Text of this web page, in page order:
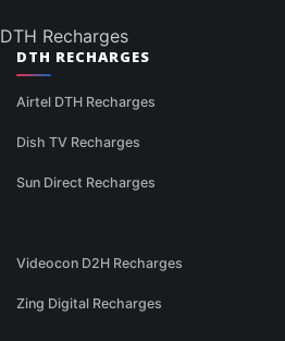
DTH Recharges
DTH RECHARGES
Airtel DTH Recharges
Dish TV Recharges
Sun Direct Recharges
Videocon D2H Recharges
Zing Digital Recharges